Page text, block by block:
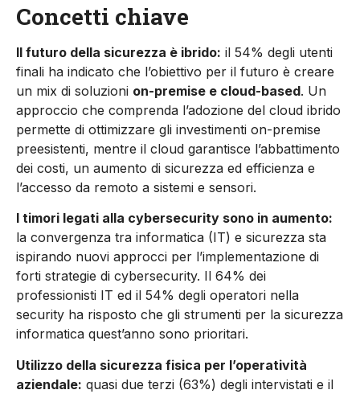
Concetti chiave
Il futuro della sicurezza è ibrido: il 54% degli utenti
finali ha indicato che l’obiettivo per il futuro è creare
un mix di soluzioni on-premise e cloud-based. Un
approccio che comprenda l’adozione del cloud ibrido
permette di ottimizzare gli investimenti on-premise
preesistenti, mentre il cloud garantisce l’abbattimento
dei costi, un aumento di sicurezza ed efficienza e
l’accesso da remoto a sistemi e sensori.
I timori legati alla cybersecurity sono in aumento:
la convergenza tra informatica (IT) e sicurezza sta
ispirando nuovi approcci per l’implementazione di
forti strategie di cybersecurity. Il 64% dei
professionisti IT ed il 54% degli operatori nella
security ha risposto che gli strumenti per la sicurezza
informatica quest’anno sono prioritari.
Utilizzo della sicurezza fisica per l’operatività
aziendale: quasi due terzi (63%) degli intervistati e il